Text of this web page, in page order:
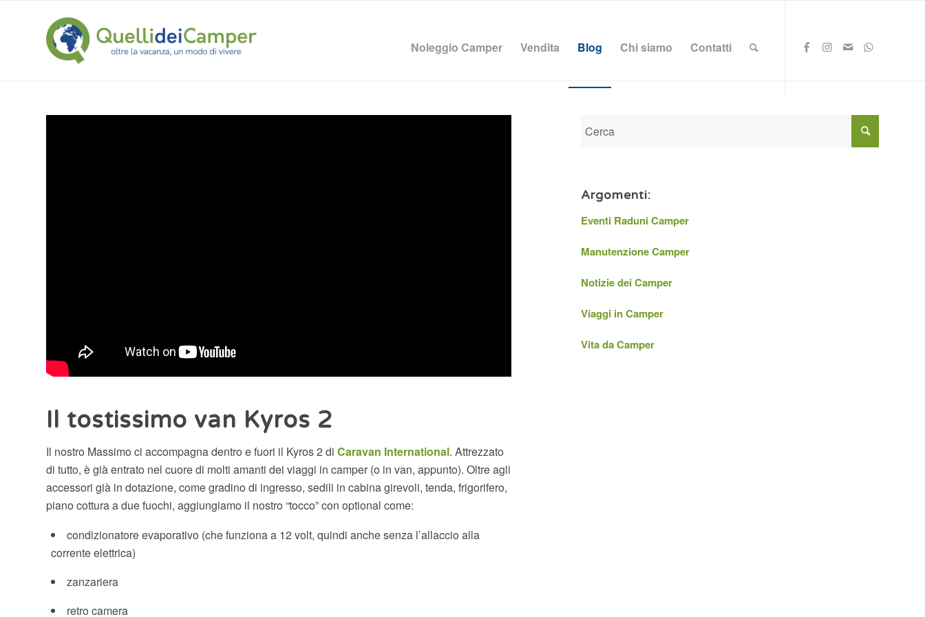
Noleggio Camper Vendita Blog Chi siamo Contatti
Il tostissimo van Kyros 2
Il nostro Massimo ci accompagna dentro e fuori il Kyros 2 di Caravan International. Attrezzato
di tutto, è già entrato nel cuore di molti amanti dei viaggi in camper (o in van, appunto). Oltre agli
accessori già in dotazione, come gradino di ingresso, sedili in cabina girevoli, tenda, frigorifero,
piano cottura a due fuochi, aggiungiamo il nostro “tocco” con optional come:
condizionatore evaporativo (che funziona a 12 volt, quindi anche senza l’allaccio alla
corrente elettrica)
zanzariera
retro camera
Argomenti:
Eventi Raduni Camper
Manutenzione Camper
Notizie dei Camper
Viaggi in Camper
Vita da Camper